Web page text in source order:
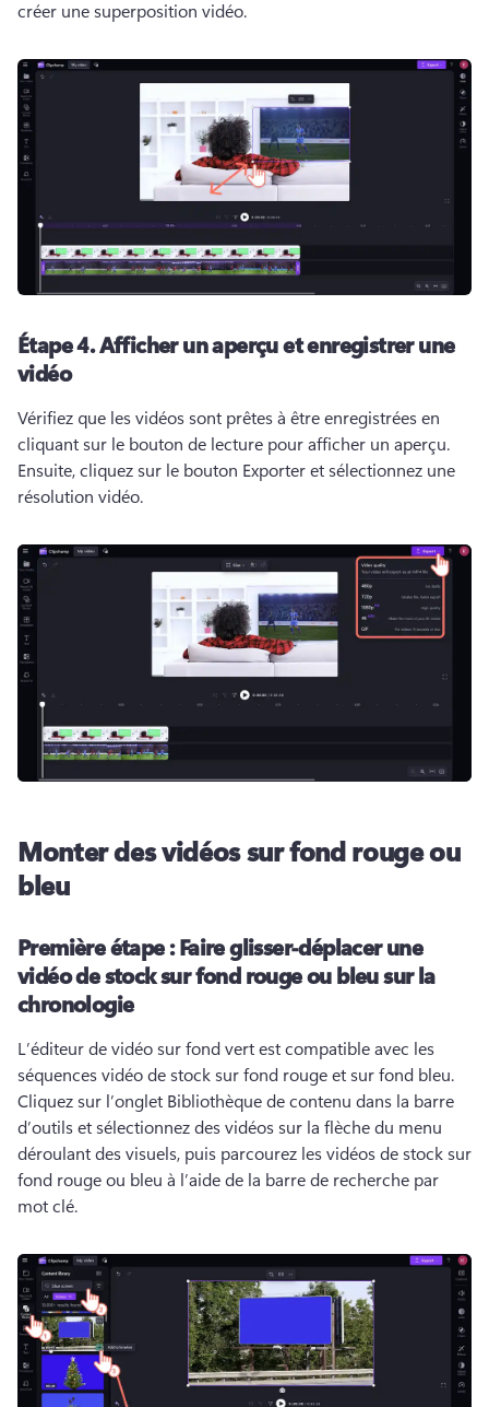
créer une superposition vidéo.
Étape 4.Afficher un aperçu et enregistrer une
vidéo
Vérifiez que les vidéos sont prêtes à être enregistrées en
Ensuite, cliquez sur le bouton Exporter et sélectionnez une
résolution vidéo.
Monter des vidéos sur fond rouge ou
bleu
Première étape :Faire glisser-déplacer une
vidéo de stock sur fond rouge ou bleu sur la
chronologie
L’éditeur de vidéo sur fond vert est compatible avec les
Cliquez sur l’onglet Bibliothèque de contenu dans la barre
d’outils et sélectionnez des vidéos sur la flèche du menu
déroulant des visuels, puis parcourez les vidéos de stock sur
fond rouge ou bleu à l’aide de la barre de recherche par
mot clé.